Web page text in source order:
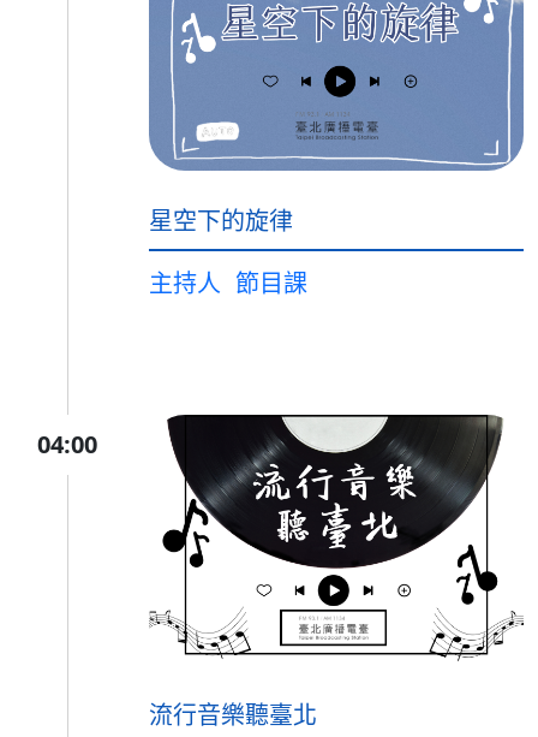
星空下的旋律
主持人 節目課
04:00
流行音樂聽臺北